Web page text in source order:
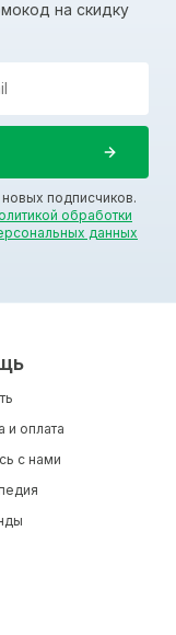
на скидку
подписчиков.
обработки
данных
и оплата
с нами